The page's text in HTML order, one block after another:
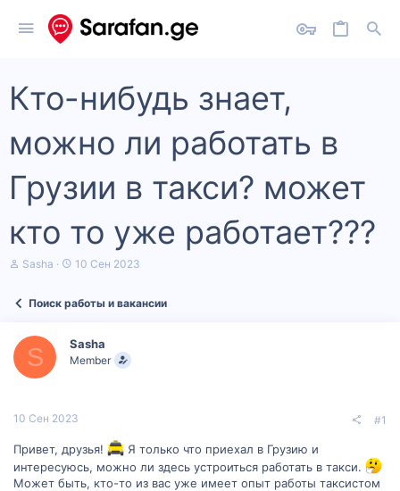
Кто-нибудь знает,
можно ли работать в
Грузии в такси? может
кто то уже работает???
А
т
м
ы
Sasha
Д
а
ч
а
10 Сен 2023
Поиск работы и вакансии
S Sasha
Member
10 Сен 2023 #1
Привет, друзья!
Я только что приехал в Грузию и
интересуюсь, можно ли здесь устроиться работать в такси.
Может быть, кто-то из вас уже имеет опыт работы таксистом